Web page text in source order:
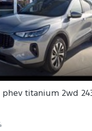
phev titanium 2wd